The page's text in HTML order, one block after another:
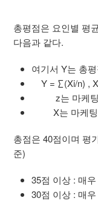
총평점은 요인별 평
다음과 같다.
여기서 Y는 총
Y = ∑(Xi/n) ,
z는 마케팅
X는 마케팅
총점은 40점이며 평
준)
35점 이상 : 매
30점 이상 : 매